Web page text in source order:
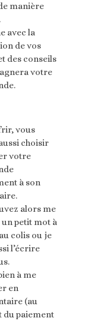
manière
avec la
de vos
des conseils
votre
vous
choisir
votre
à son
alors me
petit mot à
colis ou je
l’écrire
à me
en
(au
du paiement